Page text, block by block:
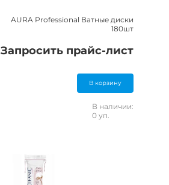
AURA Professional Ватные диски
180шт
Запросить прайс-лист
В корзину
В наличии:
0 уп.